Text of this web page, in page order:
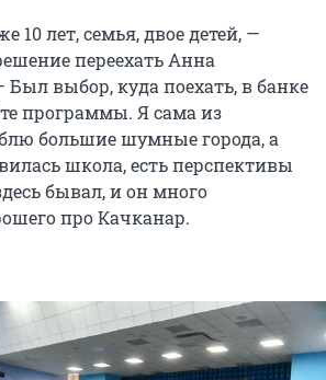
10 лет, семья, двое детей, —
переехать Анна
выбор, куда поехать, в банке
программы. Я сама из
большие шумные города, а
школа, есть перспективы
бывал, и он много
про Качканар.